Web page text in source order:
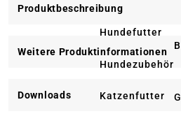
Hundefutter
Hundezubehör
Katzenfutter
Produktbeschreibung
Weitere Produktinformationen
Downloads